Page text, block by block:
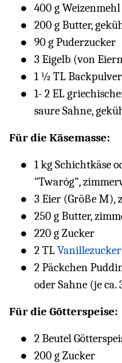
400 g Weizenmehl
200 g Butter,
90 g Puderzucker
3 Eigelb (von
1 ½ TL Backpulver
1- 2 EL
saure Sahne,
Für die Käsemasse:
1 kg Schichtkäse
"Twaróg",
3 Eier (Größe M),
250 g Butter,
220 g Zucker
2 TLVanillezucker
2 Päckchen
oder Sahne (je ca.
Für die Götterspeise:
2 Beutel
200 g Zucker